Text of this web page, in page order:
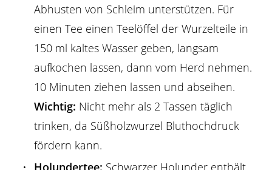
Abhusten von Schleim unterstützen. Für
einen Tee einen Teelöffel der Wurzelteile in
150 ml kaltes Wasser geben, langsam
aufkochen lassen, dann vom Herd nehmen.
10 Minuten ziehen lassen und abseihen.
Wichtig: Nicht mehr als 2 Tassen täglich
trinken, da Süßholzwurzel Bluthochdruck
fördern kann.